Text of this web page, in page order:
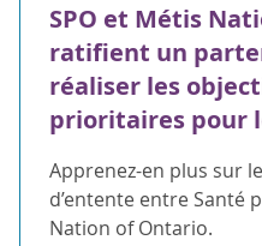
SPO et Métis
ratifient un
réaliser les
prioritaires pour
Apprenez-en plus sur
d’entente entre Santé
Nation of Ontario.